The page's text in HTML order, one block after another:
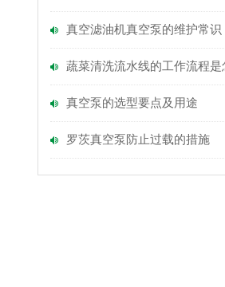
真空滤油机真空泵的维护常识
真空泵的选型要点及用途
罗茨真空泵防止过载的措施